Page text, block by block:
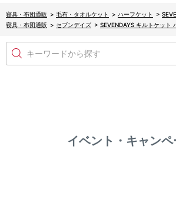
寝具・布団通販 > 毛布・タオルケット > ハーフケット >
寝具・布団通販 > セブンデイズ > SEVENDAYS キルトケット
キーワードから探す
イベント・キャンペ